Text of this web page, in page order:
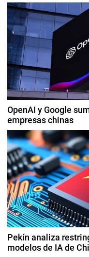
OpenAI y Google
empresas chinas
Pekín analiza
modelos de IA de